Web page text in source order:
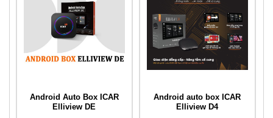
Android Auto Box ICAR
Elliview DE
Android auto box ICAR
Elliview D4